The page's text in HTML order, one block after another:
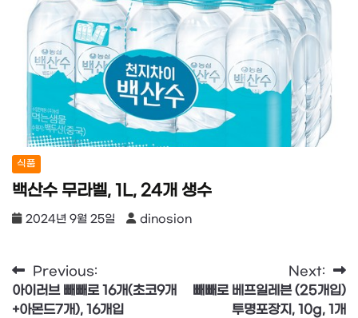
식품
백산수 무라벨, 1L, 24개 생수
2024년 9월 25일 dinosion
글
탐
Previous:
아이러브 빼빼로 16개(초코9개
+아몬드7개), 16개입
Next:
빼빼로 베프일레븐 (25개입)
투명포장지, 10g, 1개